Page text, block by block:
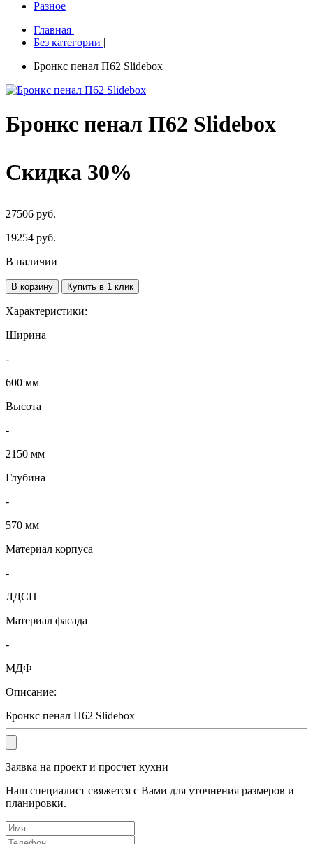
Разное
Главная |
Без категории |
Бронкс пенал П62 Slidebox
Бронкс пенал П62 Slidebox
Скидка 30%
27506 руб.
19254 руб.
В наличии
В корзину Купить в 1 клик
Характеристики:
Ширина
-
600 мм
Высота
-
2150 мм
Глубина
-
570 мм
Материал корпуса
-
ЛДСП
Материал фасада
-
МДФ
Описание:
Бронкс пенал П62 Slidebox
Заявка на проект и просчет кухни
Наш специалист свяжется с Вами для уточнения размеров и
планировки.